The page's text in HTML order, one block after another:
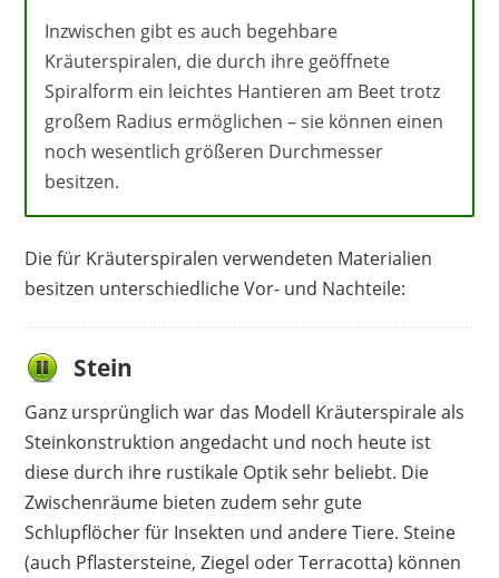
Inzwischen gibt es auch begehbare
Kräuterspiralen, die durch ihre geöffnete
Spiralform ein leichtes Hantieren am Beet trotz
großem Radius ermöglichen – sie können einen
noch wesentlich größeren Durchmesser
besitzen.
Die für Kräuterspiralen verwendeten Materialien
besitzen unterschiedliche Vor- und Nachteile:
Stein
Ganz ursprünglich war das Modell Kräuterspirale als
Steinkonstruktion angedacht und noch heute ist
diese durch ihre rustikale Optik sehr beliebt. Die
Zwischenräume bieten zudem sehr gute
Schlupflöcher für Insekten und andere Tiere. Steine
(auch Pflastersteine, Ziegel oder Terracotta) können